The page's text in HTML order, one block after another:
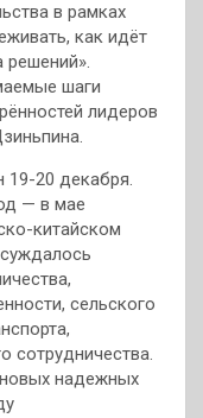
в рамках
как идёт
решений».
шаги
лидеров
19-20 декабря.
— в мае
китайском
сельского
сотрудничества.
надежных